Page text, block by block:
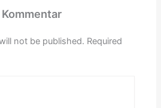
not be published. Required